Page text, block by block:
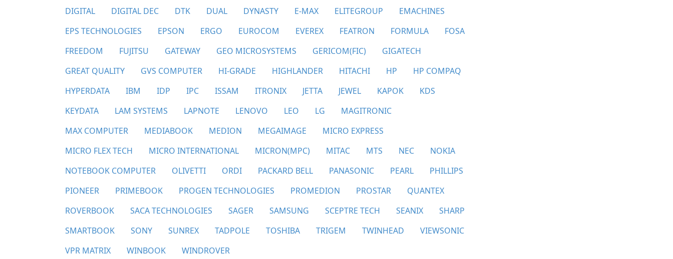
DIGITAL
DIGITAL DEC DTK DUAL DYNASTY E-MAX ELITEGROUP
EMACHINES
EPS TECHNOLOGIES
EPSON ERGO EUROCOM EVEREX FEATRON FORMULA
FOSA
FREEDOM
FUJITSU GATEWAY GEO MICROSYSTEMS GERICOM(FIC)
GIGATECH
GREAT QUALITY
GVS COMPUTER HI-GRADE HIGHLANDER HITACHI HP
HP COMPAQ
HYPERDATA
IBM IDP IPC ISSAM ITRONIX JETTA JEWEL KAPOK
KDS
KEYDATA
LAM SYSTEMS LAPNOTE LENOVO LEO LG
MAGITRONIC
MAX COMPUTER
MEDIABOOK MEDION MEGAIMAGE
MICRO EXPRESS
MICRO FLEX TECH
MICRO INTERNATIONAL MICRON(MPC) MITAC MTS NEC
NOKIA
NOTEBOOK COMPUTER
OLIVETTI ORDI PACKARD BELL PANASONIC PEARL
PHILLIPS
PIONEER
PRIMEBOOK PROGEN TECHNOLOGIES PROMEDION PROSTAR
QUANTEX
ROVERBOOK
SACA TECHNOLOGIES SAGER SAMSUNG SCEPTRE TECH SEANIX
SHARP
SMARTBOOK
SONY SUNREX TADPOLE TOSHIBA TRIGEM TWINHEAD
VIEWSONIC
VPR MATRIX
WINBOOK WINDROVER